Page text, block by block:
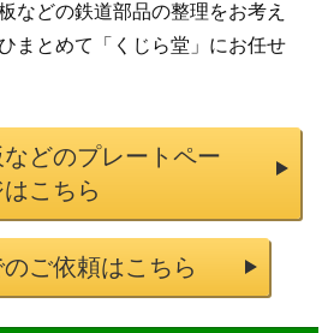
などの鉄道部品の整理をお考え
まとめて「くじら堂」にお任せ
どのプレートペー
はこちら
ご依頼はこちら